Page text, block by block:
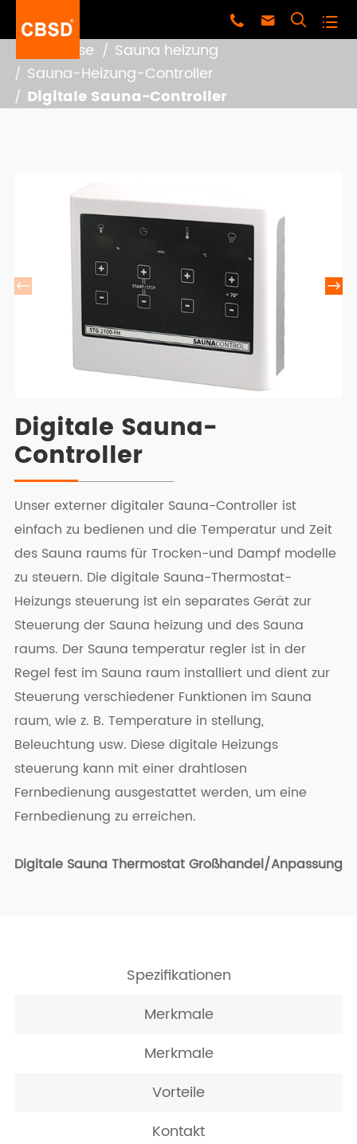
   
Zuhause
Sauna heizung
Sauna-Heizung-Controller
Digitale Sauna-Controller
 
Digitale Sauna-
Controller
Unser externer digitaler Sauna-Controller ist
einfach zu bedienen und die Temperatur und Zeit
des Sauna raums für Trocken-und Dampf modelle
zu steuern. Die digitale Sauna-Thermostat-
Heizungs steuerung ist ein separates Gerät zur
Steuerung der Sauna heizung und des Sauna
raums. Der Sauna temperatur regler ist in der
Regel fest im Sauna raum installiert und dient zur
Steuerung verschiedener Funktionen im Sauna
raum, wie z. B. Temperature in stellung,
Beleuchtung usw. Diese digitale Heizungs
steuerung kann mit einer drahtlosen
Fernbedienung ausgestattet werden, um eine
Fernbedienung zu erreichen.
Digitale Sauna Thermostat Großhandel/Anpassung
Spezifikationen
Merkmale
Merkmale
Vorteile
Kontakt